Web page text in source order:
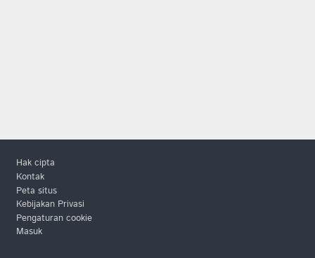
Footer
Hak cipta
Kontak
Peta situs
Kebijakan Privasi
Pengaturan cookie
Masuk